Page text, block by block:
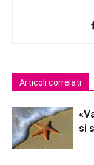
Articoli correlati
si